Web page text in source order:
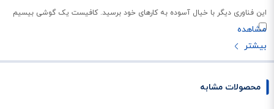
این فناوری دیگر با خیال آسوده به کارهای خود برسید. کافیست یک گوشی بیسیم
را در اتاق نوزاد قرار داده و گوشی بیسیم دیگر را در دسترس خود داشته باشید. با
کوچکترین صدایی که ایجاد شود؛ این گوشی بیسیم بلافاصله با گوشی بیسیم که
محصولات مشابه